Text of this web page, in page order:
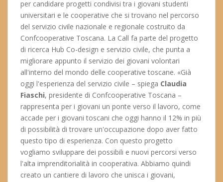
per candidare progetti condivisi tra i giovani studenti
universitari e le cooperative che si trovano nel percorso
del servizio civile nazionale e regionale costruito da
Confcooperative Toscana. La Call fa parte del progetto
di ricerca Hub Co-design e servizio civile, che punta a
migliorare appunto il servizio dei giovani volontari
all'interno del mondo delle cooperative toscane. «Già
oggi l'esperienza del servizio civile – spiega Claudia
Fiaschi, presidente di Confcooperative Toscana –
rappresenta per i giovani un ponte verso il lavoro, come
accade per i giovani toscani che oggi hanno il 12% in più
di possibilità di trovare un'occupazione dopo aver fatto
questo tipo di esperienza. Con questo progetto
vogliamo sviluppare dei possibili e nuovi percorsi verso
l'alta imprenditorialità in cooperativa. Abbiamo quindi
creato un cantiere di lavoro che unisca i giovani,